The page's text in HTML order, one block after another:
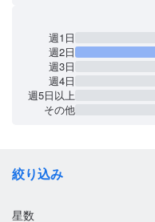
週1日
週2日
週3日
週4日
週5日以上
その他
絞り込み
星数